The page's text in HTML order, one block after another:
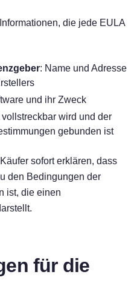
die jede EULA
: Name und Adresse
und ihr Zweck
wird und der
gebunden ist
sofort erklären, dass
den Bedingungen der
ist, die einen
für die